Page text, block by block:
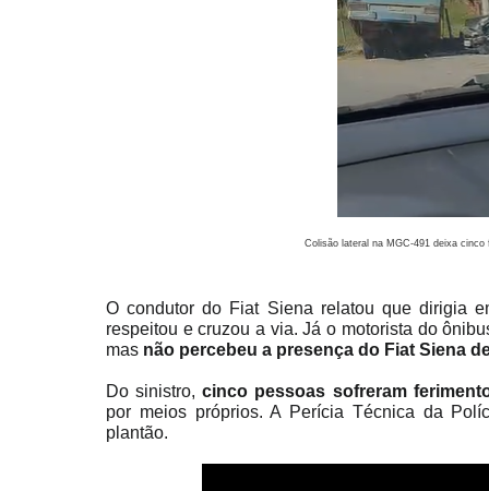
Colisão lateral na MGC-491 deixa
O condutor do Fiat Siena relatou que dirigia
respeitou e cruzou a via. Já o motorista do
mas não percebeu a presença do Fiat Siena
Do sinistro,cinco pessoas sofreram
por meios próprios. A Perícia Técnica da
plantão.